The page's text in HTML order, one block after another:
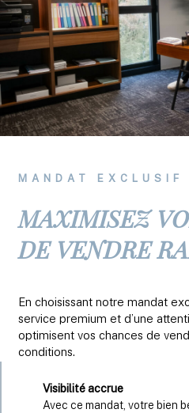
MANDAT EXCLUSIF
MAXIMISEZ
DE VENDRE
En choisissant notre mandat
service premium et d’une
optimisent vos chances de
conditions.
Visibilité accrue
Avec ce mandat, votre bien